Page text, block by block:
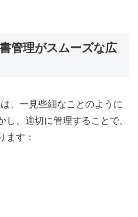
管理がスムーズな広
、一見些細なことのように
、適切に管理することで、
ます：